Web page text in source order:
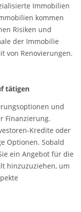
Immobilien
kommen
Risiken und
der Immobilie
von Renovierungen.
tätigen
und
Finanzierung.
Kredite oder
Optionen. Sobald
ein Angebot für die
hinzuzuziehen, um